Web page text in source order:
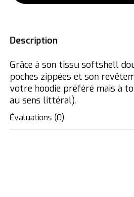
Description
Grâce à son tissu softshell
poches zippées et son
votre hoodie préféré mais à
au sens littéral).
Évaluations (0)